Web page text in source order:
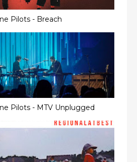
Pilots - Breach
Pilots - MTV Unplugged